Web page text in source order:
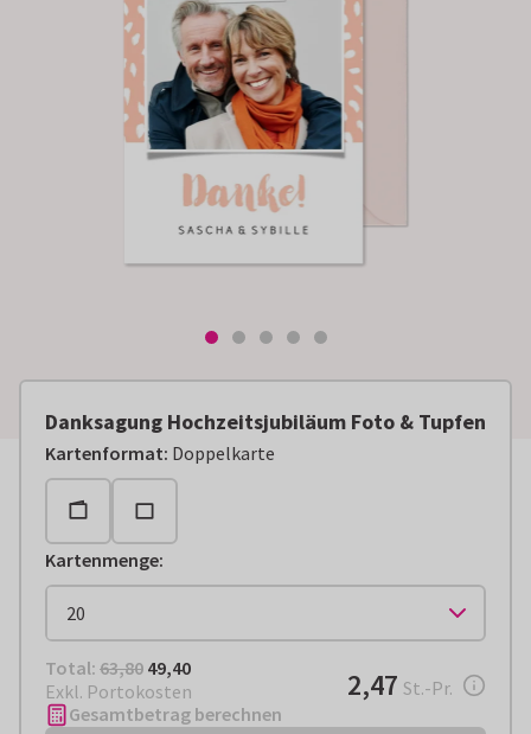
Danksagung Hochzeitsjubiläum Foto & Tupfen
Kartenformat: Doppelkarte
Kartenmenge:
Total: € 49,40
Total: 63,80 49,40
Exkl. Portokosten
€ 2,47pro Stück
2,47 St.-Pr.
Gesamtbetrag berechnen